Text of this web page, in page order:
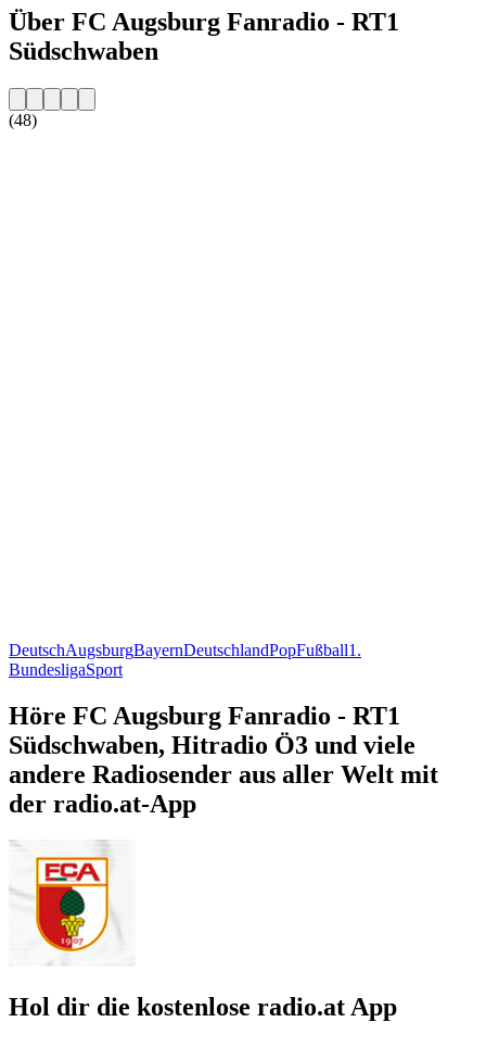
Über FC Augsburg Fanradio - RT1
Südschwaben
(48)
DeutschAugsburgBayernDeutschlandPopFußball1.
BundesligaSport
Höre FC Augsburg Fanradio - RT1
Südschwaben, Hitradio Ö3 und viele
andere Radiosender aus aller Welt mit
der radio.at-App
Hol dir die kostenlose radio.at App